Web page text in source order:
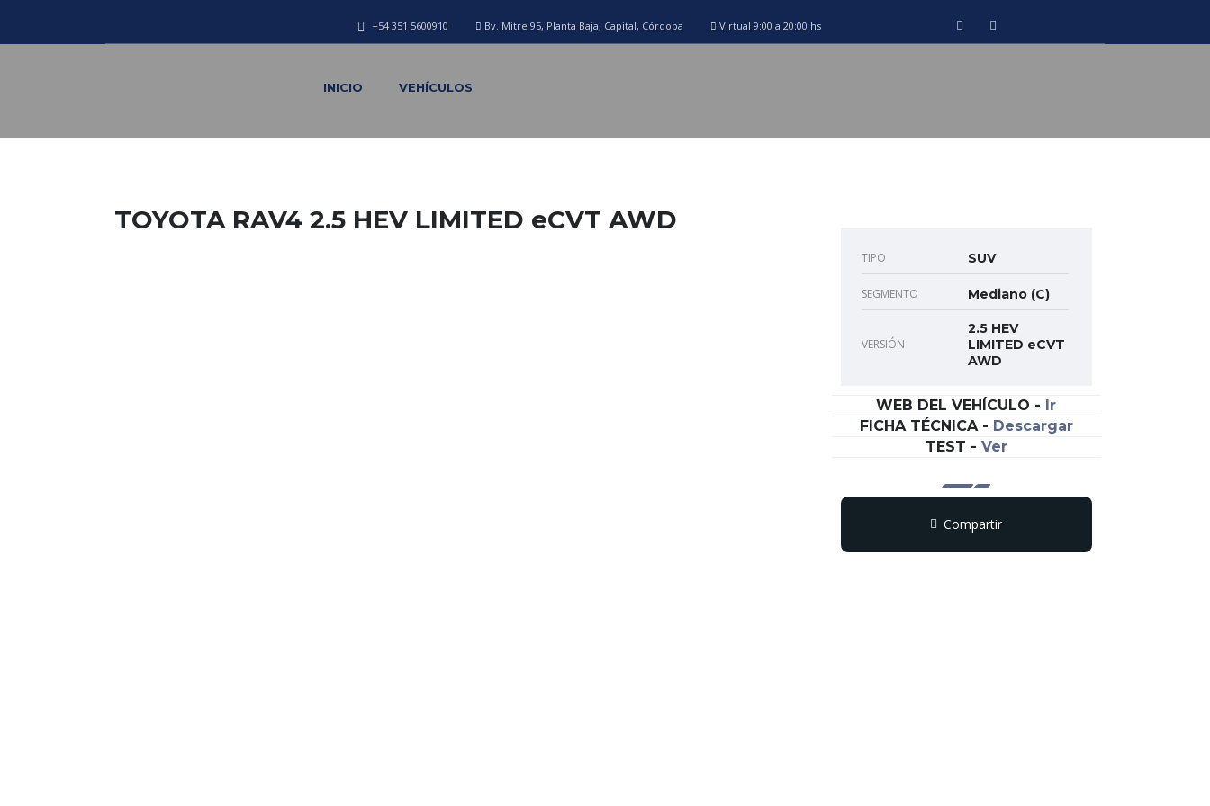
Virtual 9:00 a 20:00 hs
Bv. Mitre 95, Planta Baja, Capital, Córdoba
+54 351 5600910
INICIO VEHÍCULOS
TOYOTA RAV4 2.5 HEV LIMITED eCVT AWD
TIPO SUV
SEGMENTO Mediano (C)
VERSIÓN
2.5 HEV
LIMITED eCVT
AWD
WEB DEL VEHÍCULO - Ir
FICHA TÉCNICA- Descargar
TEST - Ver
Compartir
CopyWhatsApp
Messenger
EmailPrint